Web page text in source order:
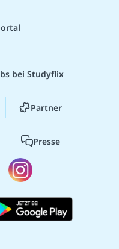
bei Studyflix
Partner
Presse